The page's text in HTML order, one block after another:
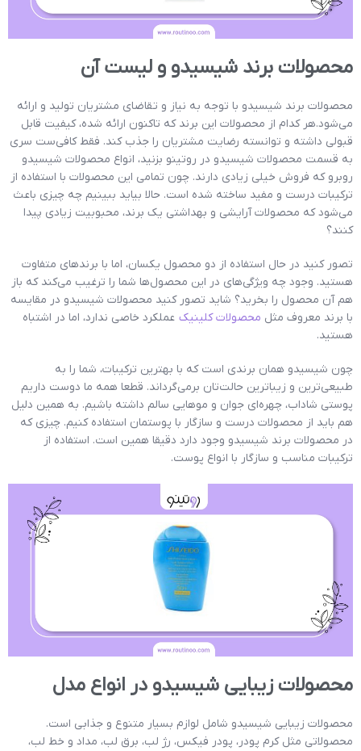
محصولات برند شیسیدو و لیست آن
محصولات برند شیسیدو با توجه به نیاز و تقاضای مشتریان تولید و ارائه
می‌شود.هر کدام از محصولات این برند که تاکنون ارائه شده، کیفیت قابل
قبولی داشته و توانسته رضایت مشتریان را جذب کند. فقط کافی‌ست سری
به قسمت محصولات شیسیدو در روتینو بزنید، انواع محصولات شيسيدو
روبرو که فروش خیلی زیادی دارند. چون تمامی این محصولات با استفاده از
ترکیبات درست و مفید ساخته شده است. حالا بیاید ببینیم چه چیزی باعث
می‌شود که محصولات آرایشی و بهداشتی یک برند، محبوبیت زیادی پیدا
کنند؟
تصور کنید در حال استفاده از دو محصول یکسان، اما با برندهای متفاوت
هستید. وجود چه ویژگی‌های در این محصول‌ها شما را ترغیب می‌کند که باز
هم آن محصول را بخرید؟ شاید تصور کنید محصولات شیسیدو در مقایسه
با برند معروف مثل محصولات کلینیک عملکرد خاصی ندارد، اما در اشتباه
هستید.
چون شیسیدو همان برندی است که با بهترین ترکیبات، شما را به
طبیعی‌ترین و زیبا‌ترین حالت‌تان برمی‌گرداند. قطعا همه ما دوست داریم
پوستی شاداب، چهره‌ای جوان و موهایی سالم داشته باشیم. به همین دلیل
هم باید از محصولات درست و سازگار با پوستمان استفاده کنیم. چیزی که
در محصولات برند شیسیدو وجود دارد دقیقا همین است. استفاده از
ترکیبات مناسب و سازگار با انواع پوست.
محصولات زیبایی شیسیدو در انواع مدل
محصولات زیبایی شیسیدو شامل لوازم بسیار متنوع و جذابی است.
محصولاتی مثل کرم پودر، پودر فیکس، رژ لب، برق لب، مداد و خط لب،